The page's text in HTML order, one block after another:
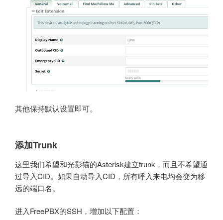
其他保持默认设置即可。
添加Trunk
这里我们希望和光影猫的Asterisk建立trunk，而且不希望通
过导入CID。如果自动导入CID，所有呼入来电均会变为移
远的端口名。
进入FreePBX的SSH，增加以下配置：